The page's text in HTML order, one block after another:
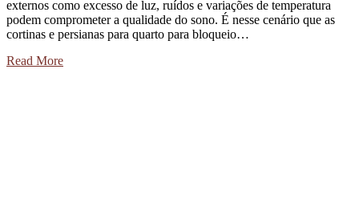
externos como excesso de luz, ruídos e variações de temperatura
podem comprometer a qualidade do sono. É nesse cenário que as
cortinas e persianas para quarto para bloqueio…
Read More